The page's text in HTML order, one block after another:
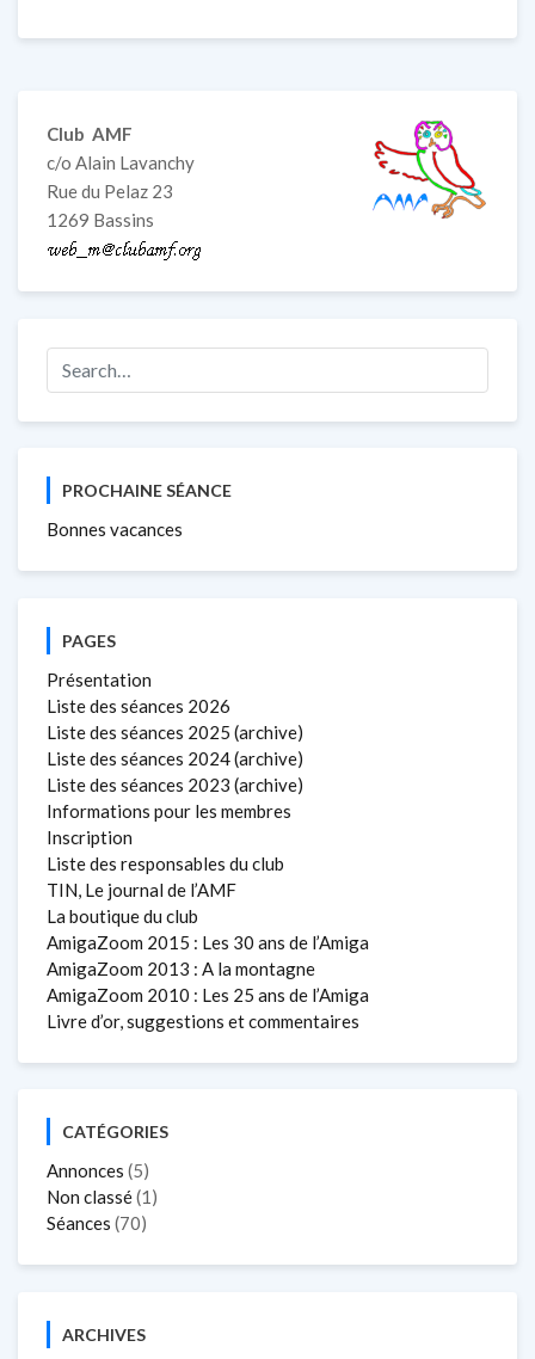
Club AMF
c/o Alain Lavanchy
Rue du Pelaz 23
1269 Bassins
PROCHAINE SÉANCE
Bonnes vacances
PAGES
Présentation
Liste des séances 2026
Liste des séances 2025 (archive)
Liste des séances 2024 (archive)
Liste des séances 2023 (archive)
Informations pour les membres
Inscription
Liste des responsables du club
TIN, Le journal de l’AMF
La boutique du club
AmigaZoom 2015 : Les 30 ans de l’Amiga
AmigaZoom 2013 : A la montagne
AmigaZoom 2010 : Les 25 ans de l’Amiga
Livre d’or, suggestions et commentaires
CATÉGORIES
Annonces (5)
Non classé(1)
Séances (70)
ARCHIVES